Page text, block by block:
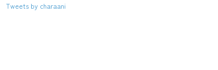
Tweets by charaani